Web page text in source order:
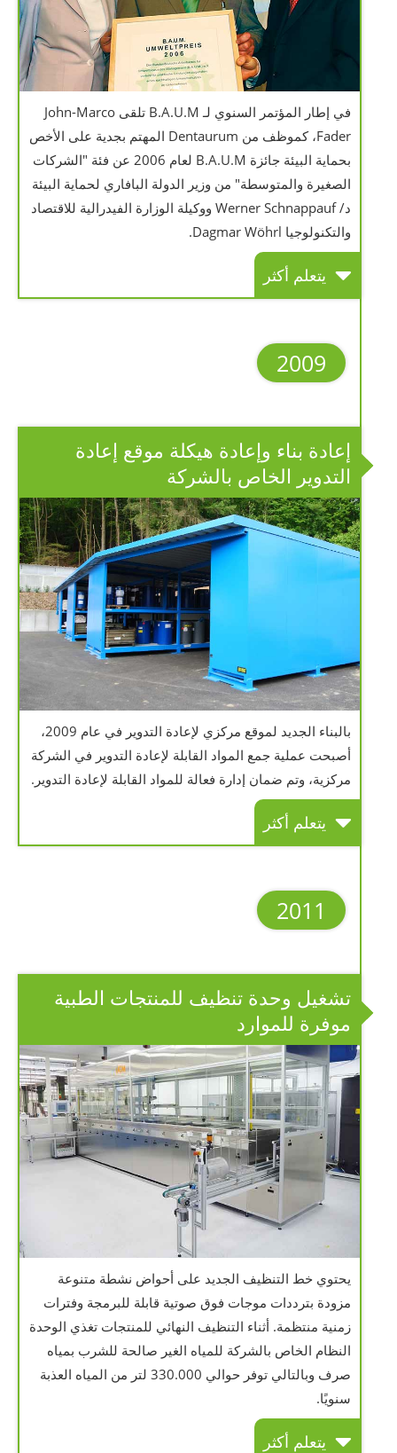
في إطار المؤتمر السنوي لـ B.A.U.M تلقى John-Marco
Fader، كموظف من Dentaurum المهتم بجدية على الأخص
بحماية البيئة جائزة B.A.U.M لعام 2006 عن فئة "الشركات
الصغيرة والمتوسطة" من وزير الدولة البافاري لحماية البيئة
د/ Werner Schnappauf ووكيلة الوزارة الفيدرالية للاقتصاد
والتكنولوجيا Dagmar Wöhrl.
يتعلم أكثر
2009
إعادة بناء وإعادة هيكلة موقع إعادة
التدوير الخاص بالشركة
بالبناء الجديد لموقع مركزي لإعادة التدوير في عام 2009،
أصبحت عملية جمع المواد القابلة لإعادة التدوير في الشركة
مركزية، وتم ضمان إدارة فعالة للمواد القابلة لإعادة التدوير.
يتعلم أكثر
2011
تشغيل وحدة تنظيف للمنتجات الطبية
موفرة للموارد
يحتوي خط التنظيف الجديد على أحواض نشطة متنوعة
مزودة بترددات موجات فوق صوتية قابلة للبرمجة وفترات
زمنية منتظمة. أثناء التنظيف النهائي للمنتجات تغذي الوحدة
النظام الخاص بالشركة للمياه الغير صالحة للشرب بمياه
صرف وبالتالي توفر حوالي 330.000 لتر من المياه العذبة
سنويًا.
يتعلم أكثر